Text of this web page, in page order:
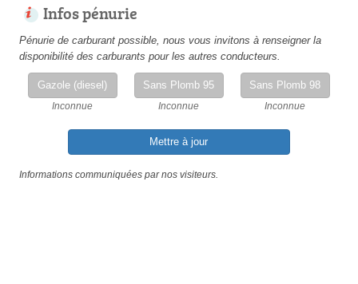
Infos pénurie
Pénurie de carburant possible, nous vous invitons à renseigner la
disponibilité des carburants pour les autres conducteurs.
Gazole (diesel)
Inconnue
Sans Plomb 95
Inconnue
Sans Plomb 98
Inconnue
Mettre à jour
Informations communiquées par nos visiteurs.